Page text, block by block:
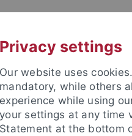
Privacy settings
Our website uses
mandatory, while others
experience while using
your settings at any time
Statement at the bottom